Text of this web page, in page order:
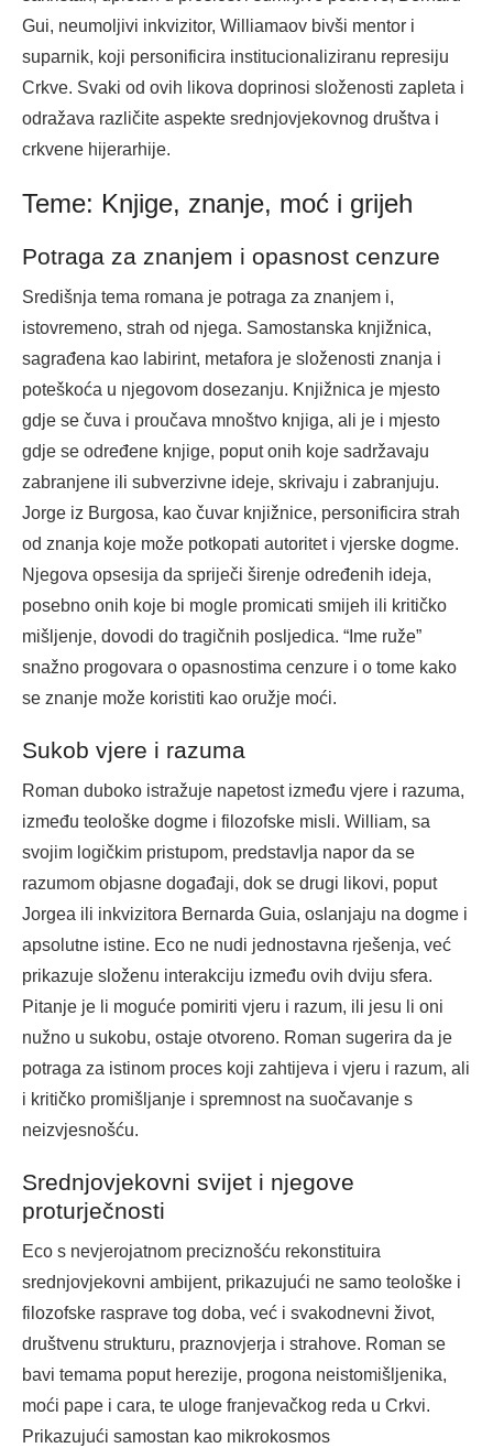
Gui, neumoljivi inkvizitor, Williamaov bivši mentor i
suparnik, koji personificira institucionaliziranu represiju
Crkve. Svaki od ovih likova doprinosi složenosti zapleta i
odražava različite aspekte srednjovjekovnog društva i
crkvene hijerarhije.
Teme: Knjige, znanje, moć i grijeh
Potraga za znanjem i opasnost cenzure
Središnja tema romana je potraga za znanjem i,
istovremeno, strah od njega. Samostanska knjižnica,
sagrađena kao labirint, metafora je složenosti znanja i
poteškoća u njegovom dosezanju. Knjižnica je mjesto
gdje se čuva i proučava mnoštvo knjiga, ali je i mjesto
gdje se određene knjige, poput onih koje sadržavaju
zabranjene ili subverzivne ideje, skrivaju i zabranjuju.
Jorge iz Burgosa, kao čuvar knjižnice, personificira strah
od znanja koje može potkopati autoritet i vjerske dogme.
Njegova opsesija da spriječi širenje određenih ideja,
posebno onih koje bi mogle promicati smijeh ili kritičko
mišljenje, dovodi do tragičnih posljedica. “Ime ruže”
snažno progovara o opasnostima cenzure i o tome kako
se znanje može koristiti kao oružje moći.
Sukob vjere i razuma
Roman duboko istražuje napetost između vjere i razuma,
između teološke dogme i filozofske misli. William, sa
svojim logičkim pristupom, predstavlja napor da se
razumom objasne događaji, dok se drugi likovi, poput
Jorgea ili inkvizitora Bernarda Guia, oslanjaju na dogme i
apsolutne istine. Eco ne nudi jednostavna rješenja, već
prikazuje složenu interakciju između ovih dviju sfera.
Pitanje je li moguće pomiriti vjeru i razum, ili jesu li oni
nužno u sukobu, ostaje otvoreno. Roman sugerira da je
potraga za istinom proces koji zahtijeva i vjeru i razum, ali
i kritičko promišljanje i spremnost na suočavanje s
neizvjesnošću.
Srednjovjekovni svijet i njegove
proturječnosti
Eco s nevjerojatnom preciznošću rekonstituira
srednjovjekovni ambijent, prikazujući ne samo teološke i
filozofske rasprave tog doba, već i svakodnevni život,
društvenu strukturu, praznovjerja i strahove. Roman se
bavi temama poput herezije, progona neistomišljenika,
moći pape i cara, te uloge franjevačkog reda u Crkvi.
Prikazujući samostan kao mikrokosmos